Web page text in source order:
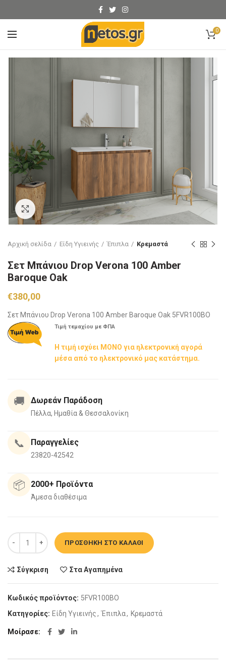
0
Click to enlarge
Αρχική σελίδα Είδη Υγιεινής Έπιπλα Κρεμαστά
Σετ Μπάνιου Drop Verona 100 Amber
Baroque Oak
€380,00
Σετ Μπάνιου Drop Verona 100 Amber Baroque Oak 5FVR100BO
Τιμή τεμαχίου με ΦΠΑ
Η τιμή ισχύει ΜΟΝΟ για ηλεκτρονική αγορά
μέσα από το ηλεκτρονικό μας κατάστημα.
🚚 Δωρεάν Παράδοση
Πέλλα, Ημαθία & Θεσσαλονίκη
📞 Παραγγελίες
23820-42542
📦 2000+ Προϊόντα
Άμεσα διαθέσιμα
Σετ Μπάνιου Drop Verona 100 Amber Baroque Oak ποσότητα
ΠΡΟΣΘΉΚΗ ΣΤΟ ΚΑΛΆΘΙ
Σύγκριση Στα Αγαπημένα
Κωδικός προϊόντος: 5FVR100BO
Κατηγορίες: Είδη Υγιεινής, Έπιπλα, Κρεμαστά
Μοίρασε